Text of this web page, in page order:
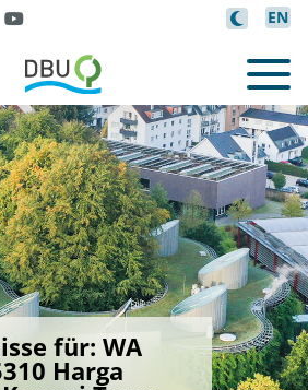
EN
für: WA
Harga